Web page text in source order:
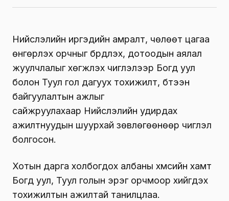
Нийслэлийн иргэдийн амралт, чөлөөт цагаа
өнгөрүүлэх орчныг бүрдүүлэх, дотоодын аялал
жуулчлалыг хөгжүүлэх чиглэлээр Богд уул
болон Туул гол дагуух тохижилт, бүтээн
байгуулалтын ажлыг
сайжруулахаар Нийслэлийн удирдах
ажилтнуудын шуурхай зөвлөгөөнөөр чиглэл
болгосон.
Хотын дарга холбогдох албаны хүмүүсийн хамт
Богд уул, Туул голын эрэг орчмоор хийгдэх
тохижилтын ажилтай танилцлаа.